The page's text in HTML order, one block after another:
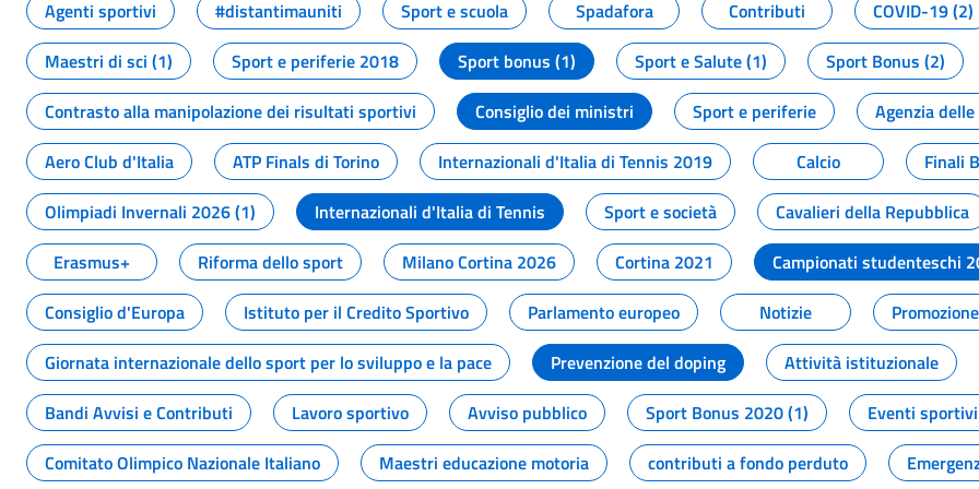
Agenti sportivi #distantimauniti Sport e scuola Spadafora Contributi
COVID-19 (2)
Maestri di sci (1)
Sport e periferie 2018 Sport bonus (1) Sport e Salute (1)
Sport Bonus (2)
Contrasto alla manipolazione dei risultati sportivi
Consiglio dei ministri Sport e periferie
Agenzia
Aero Club d'Italia
ATP Finals di Torino Internazionali d'Italia di Tennis 2019 Calcio
Finali
Olimpiadi Invernali 2026 (1)
Internazionali d'Italia di Tennis Sport e società
Cavalieri della Repubblica
Erasmus+
Riforma dello sport Milano Cortina 2026 Cortina 2021
Campionati studenteschi
Consiglio d'Europa
Istituto per il Credito Sportivo Parlamento europeo Notizie
Giornata internazionale dello sport per lo sviluppo e la pace
Prevenzione del doping
Attività istituzionale
Bandi Avvisi e Contributi
Lavoro sportivo Avviso pubblico Sport Bonus 2020 (1)
Eventi
Comitato Olimpico Nazionale Italiano
Maestri educazione motoria contributi a fondo perduto